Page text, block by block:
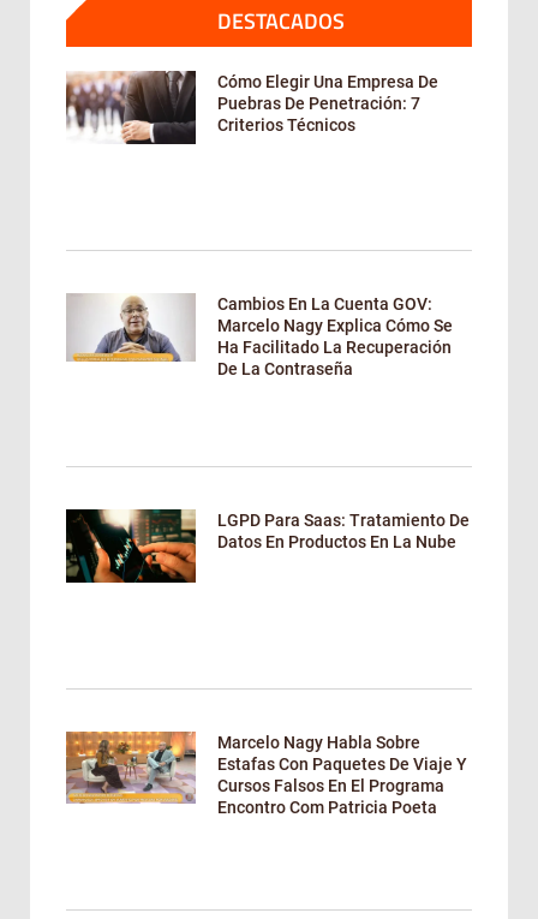
DESTACADOS
Cómo Elegir Una Empresa De
Puebras De Penetración: 7
Criterios Técnicos
Cambios En La Cuenta GOV:
Marcelo Nagy Explica Cómo Se
Ha Facilitado La Recuperación
De La Contraseña
LGPD Para Saas: Tratamiento De
Datos En Productos En La Nube
Marcelo Nagy Habla Sobre
Estafas Con Paquetes De Viaje Y
Cursos Falsos En El Programa
Encontro Com Patricia Poeta